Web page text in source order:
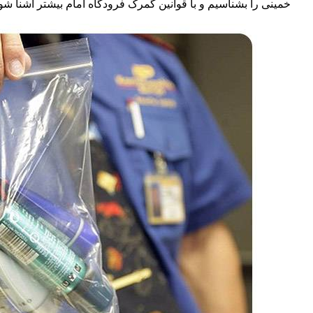
خمینی را بشناسیم و با قوانین گمرک فرودگاه امام بیشتر آشنا